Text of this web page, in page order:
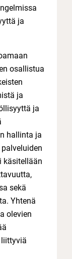
ja
osallistua
ja
ja
hallinta ja
käsitellään
sekä
Yhtenä
olevien